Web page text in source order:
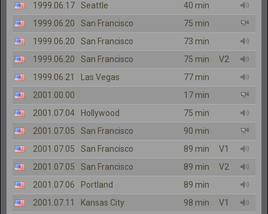
1999.06.17
Seattle
40 min
1999.06.20
San Francisco
75 min
1999.06.20
San Francisco
73 min
1999.06.20
San Francisco 75 min
V2
1999.06.21
Las Vegas
77 min
2001.00.00
17 min
2001.07.04
Hollywood
75 min
2001.07.05
San Francisco
90 min
2001.07.05
San Francisco 89 min
V1
2001.07.05
San Francisco 89 min
V2
2001.07.06
Portland
89 min
2001.07.11
Kansas City 98 min
V1